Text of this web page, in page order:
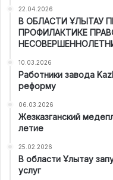
22.04.2026
В ОБЛАСТИ ҰЛЫТАУ
ПРОФИЛАКТИКЕ
10.03.2026
Работники завода
реформу
06.03.2026
Жезказганский
летие
25.02.2026
В области Ұлытау
услуг